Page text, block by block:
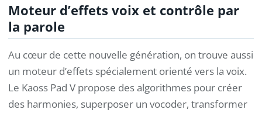
Moteur d’effets voix et contrôle par
la parole
Au cœur de cette nouvelle génération, on trouve aussi
un moteur d’effets spécialement orienté vers la voix.
Le Kaoss Pad V propose des algorithmes pour créer
des harmonies, superposer un vocoder, transformer